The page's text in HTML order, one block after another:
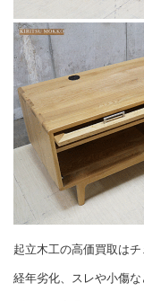
起立木工の高価買取は
経年劣化、スレや小傷な